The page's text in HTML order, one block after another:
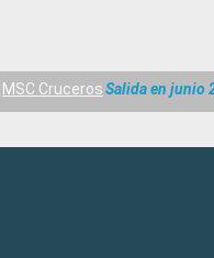
MSC CrucerosSalida en junio